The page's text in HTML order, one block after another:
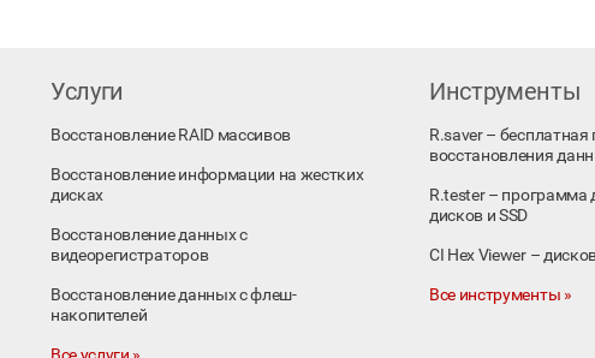
Услуги
Восстановление RAID массивов
Восстановление информации на жестких
дисках
Восстановление данных с
видеорегистраторов
Восстановление данных с флеш-
накопителей
Инструменты
R.saver –
восстановления
R.tester – программа
дисков и SSD
CI Hex Viewer –
Все инструменты »